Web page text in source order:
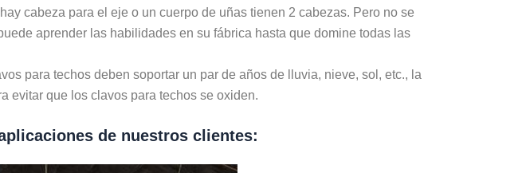
cabeza para el eje o un cuerpo de uñas tienen 2 cabezas. Pero no se
aprender las habilidades en su fábrica hasta que domine todas las
para techos deben soportar un par de años de lluvia, nieve, sol, etc., la
evitar que los clavos para techos se oxiden.
de nuestros clientes: